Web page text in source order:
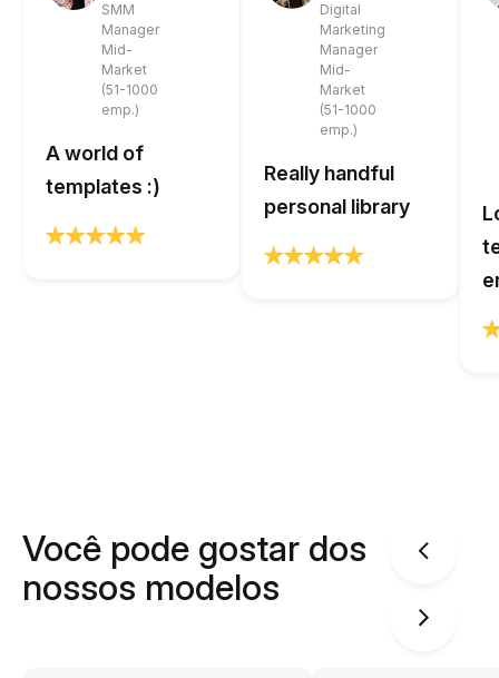
SMM
Manager
Mid-
Market
(51-1000
emp.)
A world of
templates :)
Digital
Marketing
Manager
Mid-
Market
(51-1000
emp.)
Really handful
personal library
Você pode gostar dos
nossos modelos